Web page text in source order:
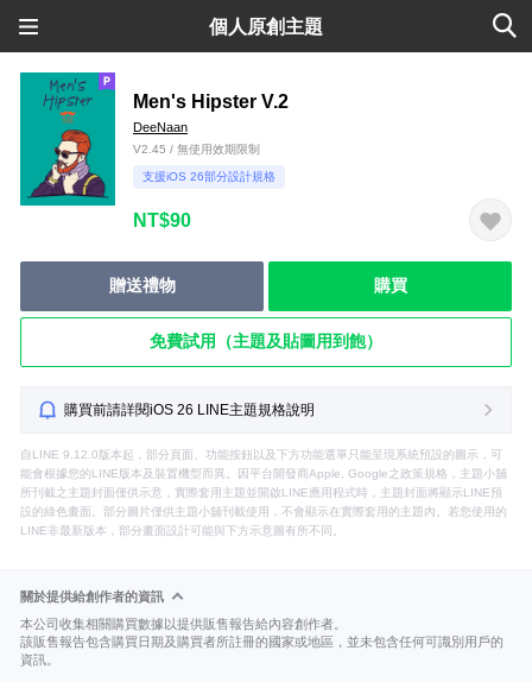
個人原創主題
Men's Hipster V.2
DeeNaan
V2.45 / 無使用效期限制
支援iOS 26部分設計規格
NT$90
贈送禮物 購買
免費試用（主題及貼圖用到飽）
購買前請詳閱iOS 26 LINE主題規格說明
自LINE 9.12.0版本起，部分頁面、功能按鈕以及下方功能選單只能呈現系統預設的圖示，可
能會根據您的LINE版本及裝置機型而異。因平台開發商Apple, Google之政策規格，主題小舖
所刊載之主題封面僅供示意，實際套用主題並開啟LINE應用程式時，主題封面將顯示LINE預
設的綠色畫面。部分圖片僅供主題小舖刊載使用，不會顯示在實際套用的主題內。若您使用的
LINE非最新版本，部分畫面設計可能與下方示意圖有所不同。
關於提供給創作者的資訊
本公司收集相關購買數據以提供販售報告給內容創作者。
該販售報告包含購買日期及購買者所註冊的國家或地區，並未包含任何可識別用戶的
資訊。